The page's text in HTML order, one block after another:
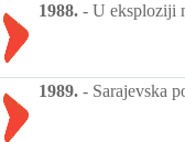
1988. - U eksploziji
1989. - Sarajevska